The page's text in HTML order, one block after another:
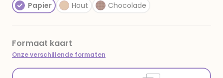
Papier Hout Chocolade
Formaat kaart
Onze verschillende formaten